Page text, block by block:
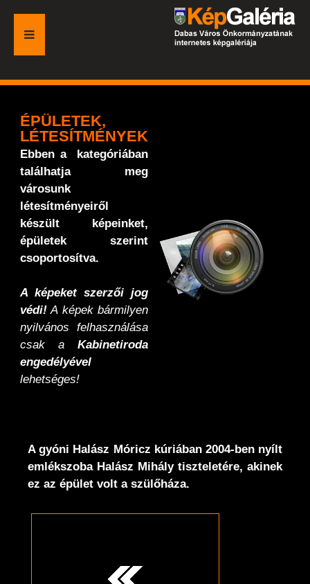
FŐOLDAL
GALÉRIA
ESEMÉNYEK
VÁROSI HONLAP
ÉPÜLETEK,
LÉTESÍTMÉNYEK
Ebben a kategóriában
találhatja meg
városunk
létesítményeiről
készült képeinket,
épületek szerint
csoportosítva.
A képeket szerzői jog
védi! A képek bármilyen
nyilvános felhasználása
csak a Kabinetiroda
engedélyével
lehetséges!
A gyóni Halász Móricz kúriában 2004-ben nyílt
emlékszoba Halász Mihály tiszteletére, akinek
ez az épület volt a szülőháza.